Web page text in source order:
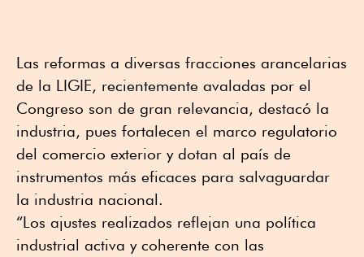
Las reformas a diversas fracciones arancelarias
de la LIGIE, recientemente avaladas por el
Congreso son de gran relevancia, destacó la
industria, pues fortalecen el marco regulatorio
del comercio exterior y dotan al país de
instrumentos más eficaces para salvaguardar
la industria nacional.
“Los ajustes realizados reflejan una política
industrial activa y coherente con las